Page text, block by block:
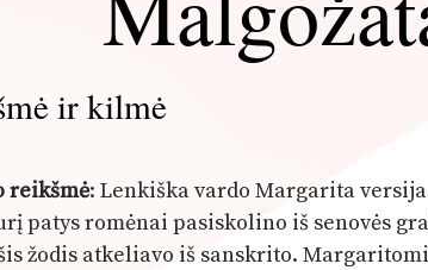
ir kilmė
reikšmė: Lenkiška vardo Margarita
patys romėnai pasiskolino iš senovės
žodis atkeliavo iš sanskrito.